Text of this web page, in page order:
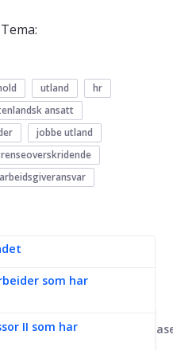
Tema:
utland
hr
ansatt
jobbe utland
arbeidsgiveransvar
som har
II som har